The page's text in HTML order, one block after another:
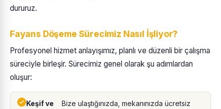
dururuz.
Fayans Döşeme Sürecimiz Nasıl İşliyor?
Profesyonel hizmet anlayışımız, planlı ve düzenli bir çalışma
süreciyle birleşir. Sürecimiz genel olarak şu adımlardan
oluşur:
Keşif ve
Bize ulaştığınızda, mekanınızda ücretsiz